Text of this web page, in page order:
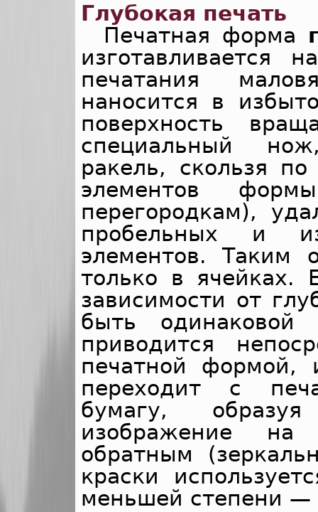
Глубокая печать
Печатная форма
изготавливается
печатания
наносится в
поверхность
специальный
ракель, скользя
элементов
перегородкам),
пробельных и
элементов. Таким
только в ячейках.
зависимости от
быть одинаковой
приводится
печатной формой,
переходит с
бумагу,
изображение
обратным
краски
меньшей степени —